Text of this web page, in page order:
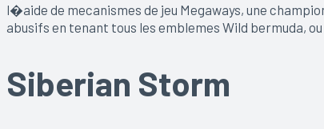
l�aide de mecanismes de jeu Megaways, une
abusifs en tenant tous les emblemes Wild bermuda,
Siberian Storm